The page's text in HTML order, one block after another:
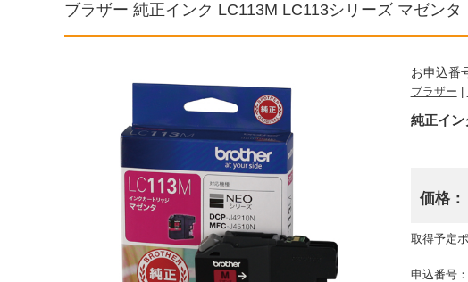
ブラザー 純正インク LC113M LC113シリーズ マゼンタ
お申込番
ブラザー
純正イン
価格：
取得予定
申込番号：